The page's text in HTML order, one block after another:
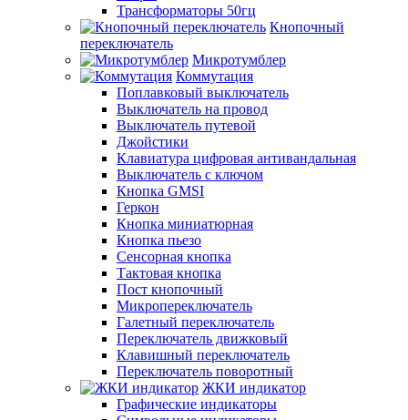
Трансформаторы 50гц
Кнопочный
переключатель
Микротумблер
Коммутация
Поплавковый выключатель
Выключатель на провод
Выключатель путевой
Джойстики
Клавиатура цифровая антивандальная
Выключатель с ключом
Кнопка GMSI
Геркон
Кнопка миниатюрная
Кнопка пьезо
Сенсорная кнопка
Тактовая кнопка
Пост кнопочный
Микропереключатель
Галетный переключатель
Переключатель движковый
Клавишный переключатель
Переключатель поворотный
ЖКИ индикатор
Графические индикаторы